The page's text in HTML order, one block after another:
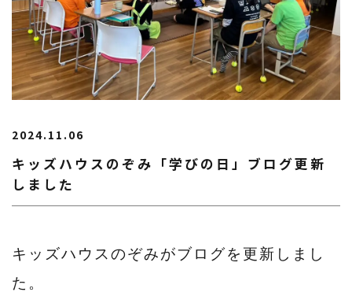
2024.11.06
キッズハウスのぞみ「学びの日」ブログ更新
しました
キッズハウスのぞみがブログを更新しまし
た。